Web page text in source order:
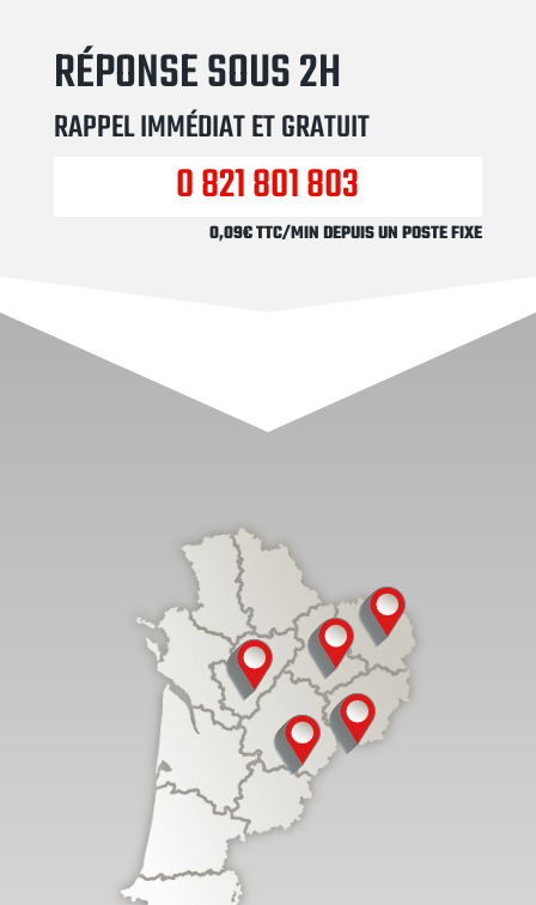
RÉPONSE SOUS 2H
RAPPEL IMMÉDIAT ET GRATUIT
0 821 801 803
0,09€ TTC/MIN DEPUIS UN POSTE FIXE